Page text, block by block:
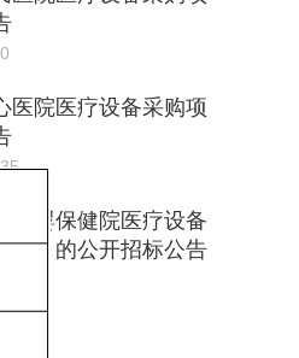
医院医疗设备采购项
妇婴保健院医疗设备
二）的公开招标公告